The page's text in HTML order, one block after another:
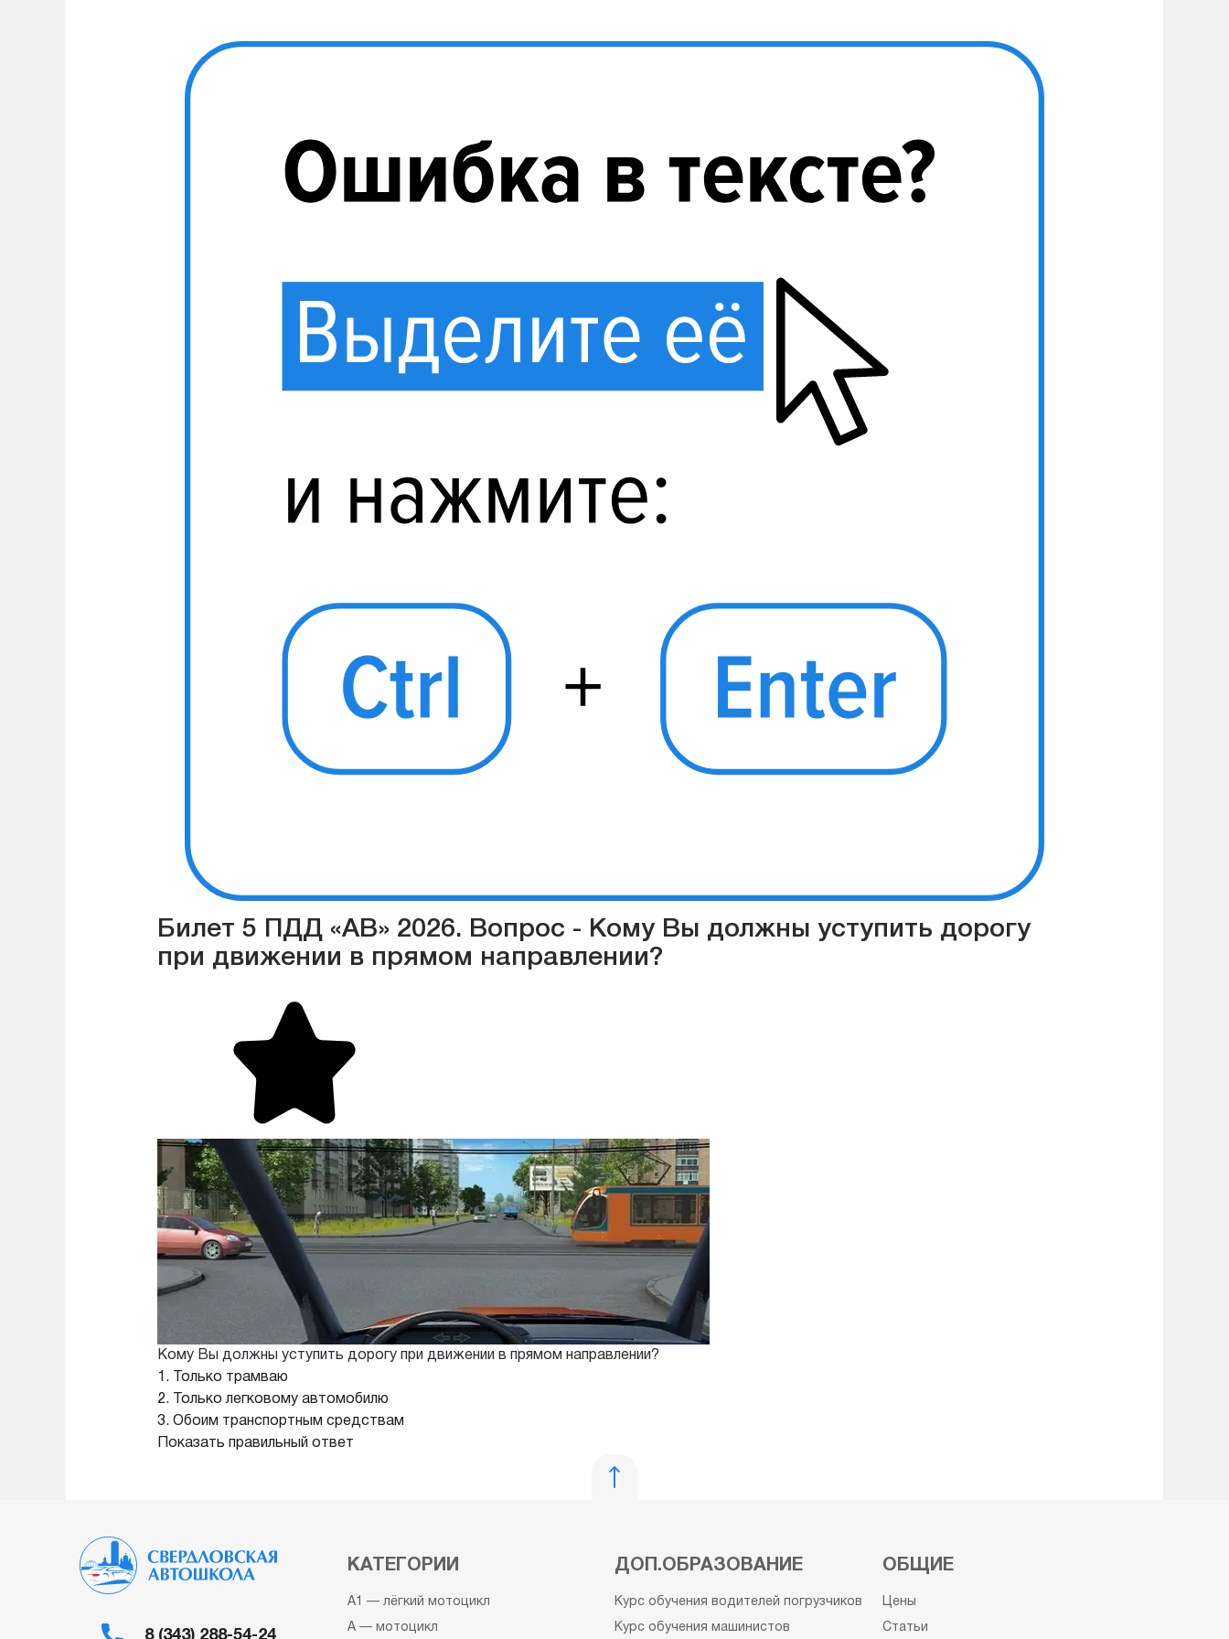
Билет 5 ПДД «АВ» 2026. Вопрос - Кому Вы должны уступить дорогу
при движении в прямом направлении?
Кому Вы должны уступить дорогу при движении в прямом направлении?
1. Только трамваю
2. Только легковому автомобилю
3. Обоим транспортным средствам
Показать правильный ответ
8 (343) 288-54-24
КАТЕГОРИИ
A1 — лёгкий мотоцикл
A — мотоцикл
ДОП.ОБРАЗОВАНИЕ
Курс обучения водителей погрузчиков
Курс обучения машинистов
ОБЩИЕ
Цены
Статьи